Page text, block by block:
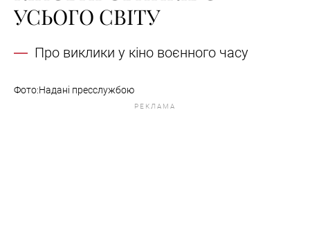
УСЬОГО СВІТУ
Про виклики у кіно воєнного часу
Фото:Надані пресслужбою
РЕКЛАМА